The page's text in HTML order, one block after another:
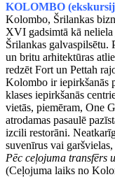
KOLOMBO
Kolombo, Šrilankas
XVI gadsimtā kā
Šrilankas galvaspilsētu.
un britu arhitektūras
redzēt Fort un Pettah
Kolombo ir iepirkšanās
klases iepirkšanās
vietās, piemēram, One
atrodamas pasaulē
izcili restorāni.
suvenīrus vai
Pēc ceļojuma transfērs
(Ceļojuma laiks no